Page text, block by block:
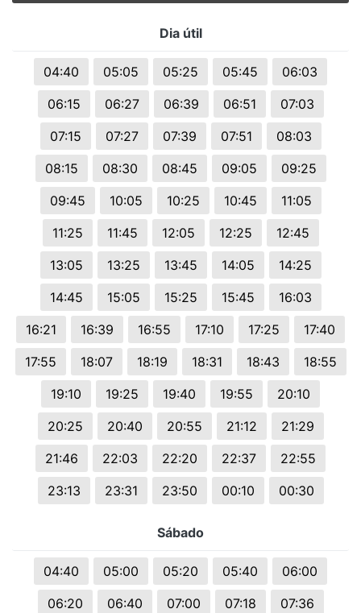
Dia útil
04:40 05:05 05:25 05:45
06:03
06:15
06:27 06:39 06:51
07:03
07:15
07:27 07:39 07:51
08:03
08:15
08:30 08:45 09:05
09:25
09:45
10:05 10:25 10:45
11:05
11:25
11:45 12:05 12:25
12:45
13:05
13:25 13:45 14:05
14:25
14:45
15:05 15:25 15:45
16:03
16:21
16:39 16:55 17:10 17:25
17:40
17:55
18:07 18:19 18:31 18:43
18:55
19:10
19:25 19:40 19:55
20:10
20:25
20:40 20:55 21:12
21:29
21:46
22:03 22:20 22:37
22:55
23:13
23:31 23:50 00:10 00:30
Sábado
04:40 05:00 05:20 05:40
06:00
06:20
06:40 07:00 07:18
07:36